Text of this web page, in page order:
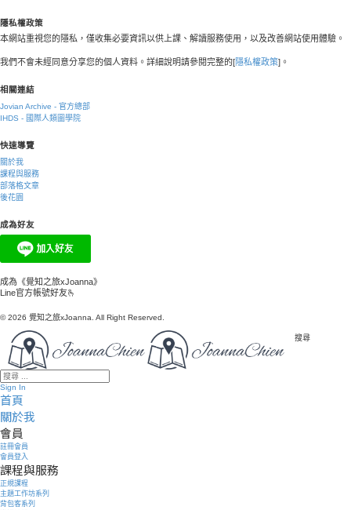
隱私權政策
本網站重視您的隱私，僅收集必要資訊以供上課、解讀服務使用，以及改善網站使用體驗。
我們不會未經同意分享您的個人資料。詳細說明請參閱完整的[隱私權政策]。
相關連結
Jovian Archive - 官方總部
IHDS - 國際人類圖學院
快速導覽
關於我
課程與服務
部落格文章
後花園
成為好友
成為《覺知之旅xJoanna》
Line官方帳號好友🫰
© 2026 覺知之旅xJoanna. All Right Reserved.
搜尋
Sign In
首頁
關於我
會員
註冊會員
會員登入
課程與服務
正規課程
主題工作坊系列
背包客系列